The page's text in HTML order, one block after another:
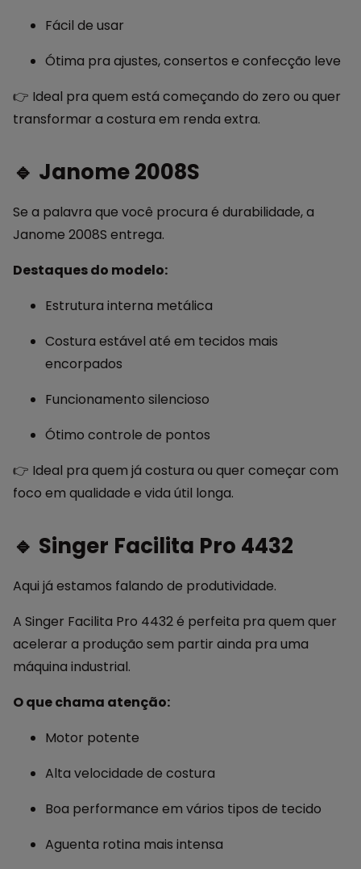
Fácil de usar
Ótima pra ajustes, consertos e confecção leve
👉 Ideal pra quem está começando do zero ou quer
transformar a costura em renda extra.
🔹 Janome 2008S
Se a palavra que você procura é durabilidade, a
Janome 2008S entrega.
Destaques do modelo:
Estrutura interna metálica
Costura estável até em tecidos mais
encorpados
Funcionamento silencioso
Ótimo controle de pontos
👉 Ideal pra quem já costura ou quer começar com
foco em qualidade e vida útil longa.
🔹 Singer Facilita Pro 4432
Aqui já estamos falando de produtividade.
A Singer Facilita Pro 4432 é perfeita pra quem quer
acelerar a produção sem partir ainda pra uma
máquina industrial.
O que chama atenção:
Motor potente
Alta velocidade de costura
Boa performance em vários tipos de tecido
Aguenta rotina mais intensa